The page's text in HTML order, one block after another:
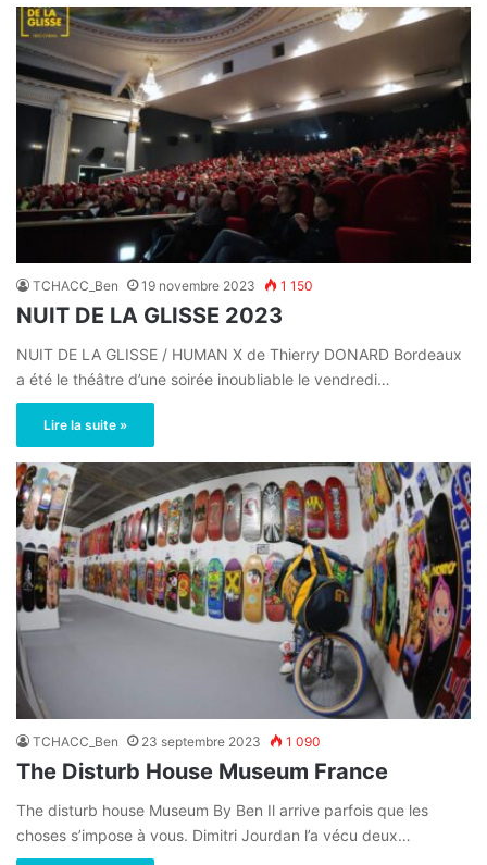
TCHACC_Ben 19 novembre 2023 1 150
NUIT DE LA GLISSE 2023
NUIT DE LA GLISSE / HUMAN X de Thierry DONARD Bordeaux
a été le théâtre d’une soirée inoubliable le vendredi…
Lire la suite »
TCHACC_Ben 23 septembre 2023 1 090
The Disturb House Museum France
The disturb house Museum By Ben Il arrive parfois que les
choses s’impose à vous. Dimitri Jourdan l’a vécu deux…